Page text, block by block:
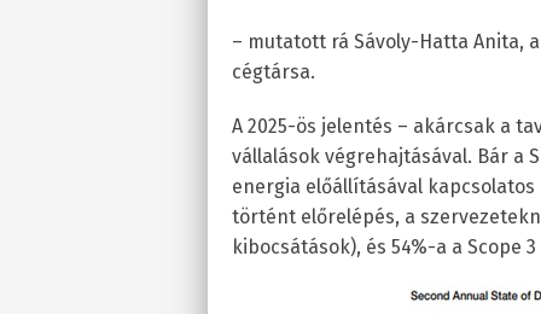
– mutatott rá Sávoly-Hatta Anita,
cégtársa.
A 2025-ös jelentés – akárcsak a
vállalások végrehajtásával. Bár a
energia előállításával
történt előrelépés, a
kibocsátások), és 54%-a a Scope